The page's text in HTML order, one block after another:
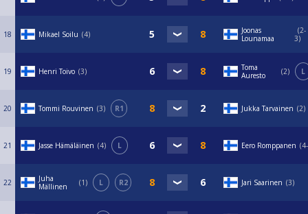
18 Mikael Soilu 4
Joonas
Lounamaa
2-
3
19 Henri Toivo 3
Toma
Auresto
2 L
20 Tommi Rouvinen 3 R1 Jukka Tarvainen 2
21 Jasse Hämäläinen 4 L Eero Romppanen
22
Juha
Mällinen
1 L R2 Jari Saarinen 3